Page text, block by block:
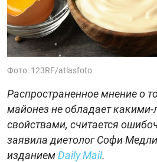
Фото: 123RF/atlasfoto
Распространенное мнение о
майонез не обладает
свойствами, считается
заявила диетолог Софи
изданиемDaily Mail.